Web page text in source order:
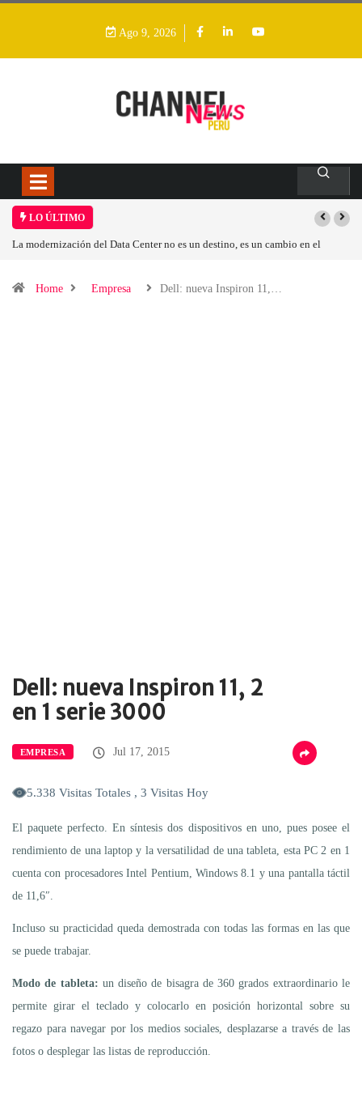
Ago 9, 2026
LO ÚLTIMO
La modernización del Data Center no es un destino, es un cambio en el
Home
Empresa Dell: nueva Inspiron 11,…
Dell: nueva Inspiron 11, 2
en 1 serie 3000
EMPRESA Jul 17, 2015
5.338 Visitas Totales , 3 Visitas Hoy
El paquete perfecto. En síntesis dos dispositivos en uno, pues posee el
rendimiento de una laptop y la versatilidad de una tableta, esta PC 2 en 1
cuenta con procesadores Intel Pentium, Windows 8.1 y una pantalla táctil
de 11,6″.
Incluso su practicidad queda demostrada con todas las formas en las que
se puede trabajar.
Modo de tableta: un diseño de bisagra de 360 grados extraordinario le
permite girar el teclado y colocarlo en posición horizontal sobre su
regazo para navegar por los medios sociales, desplazarse a través de las
fotos o desplegar las listas de reproducción.